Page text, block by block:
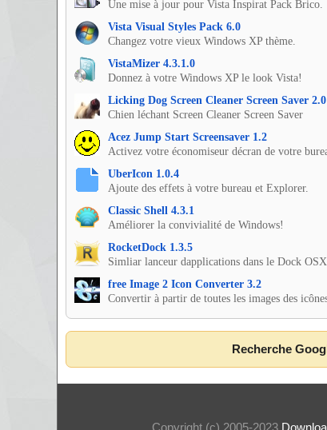
Une mise à jour pour Vista Inspirat Pack Brico.
Vista Visual Styles Pack 6.0
Changez votre vieux Windows XP thème.
VistaMizer 4.3.1.0
Donnez à votre Windows XP le look Vista!
Licking Dog Screen Cleaner Screen Saver 2.0
Chien léchant Screen Cleaner Screen Saver
Acez Jump Start Screensaver 1.2
Activez votre économiseur décran de votre
UberIcon 1.0.4
Ajoute des effets à votre bureau et Explorer.
Classic Shell 4.3.1
Améliorer la convivialité de Windows!
RocketDock 1.3.5
Simliar lanceur dapplications dans le Dock
free Image 2 Icon Converter 3.2
Convertir à partir de toutes les images des
Recherche